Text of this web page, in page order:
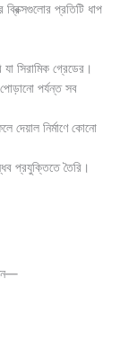
প্রতিটি ধাপ
সিরামিক গ্রেডের।
পর্যন্ত সব
নির্মাণে কোনো
প্রযুক্তিতে তৈরি।